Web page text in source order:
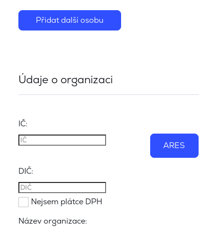
Přidat další osobu
Údaje o organizaci
IČ:
ARES
DIČ:
Nejsem plátce DPH
Název organizace: